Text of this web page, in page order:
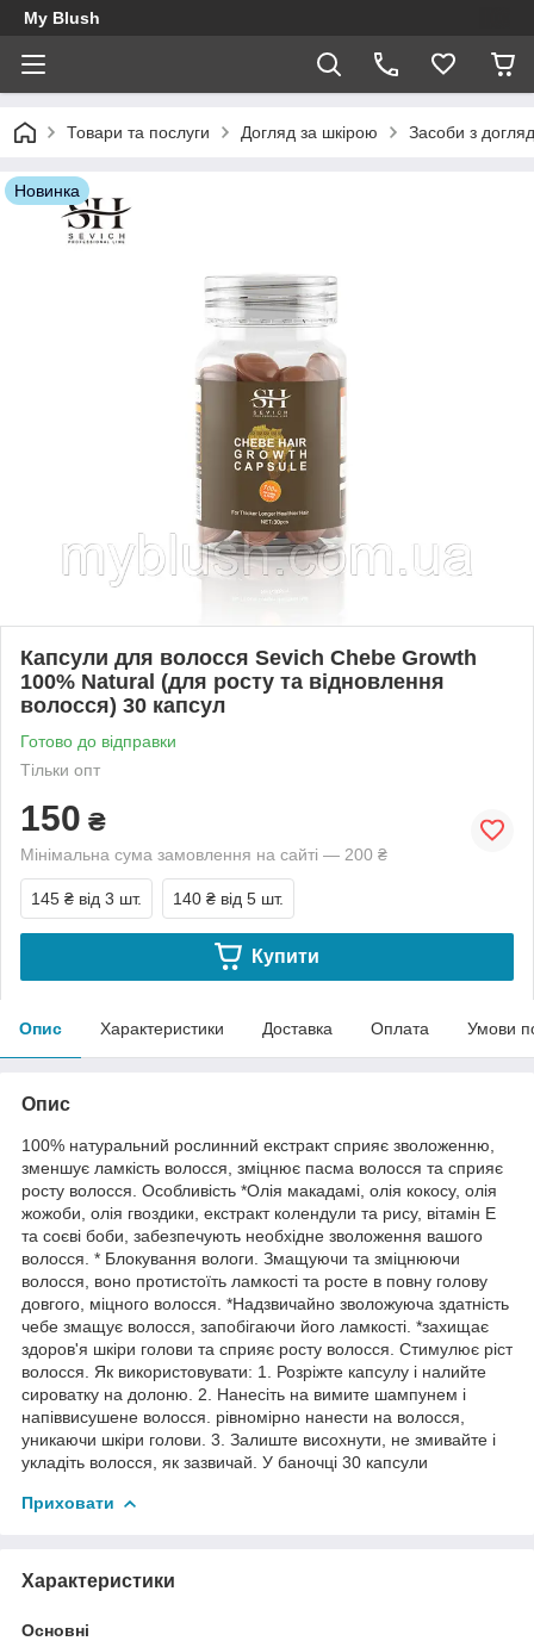
My Blush
Товари та послуги Догляд за шкірою Засоби з
Новинка
Капсули для волосся Sevich Chebe Growth
100% Natural (для росту та відновлення
волосся) 30 капсул
Готово до відправки
Тільки опт
150 ₴
Мінімальна сума замовлення на сайті — 200 ₴
145 ₴ від 3 шт. 140 ₴ від 5 шт.
Купити
Опис Характеристики Доставка Оплата Умови
Опис
100% натуральний рослинний екстракт сприяє зволоженню,
зменшує ламкість волосся, зміцнює пасма волосся та сприяє
росту волосся. Особливість *Олія макадамі, олія кокосу, олія
жожоби, олія гвоздики, екстракт колендули та рису, вітамін Е
та соєві боби, забезпечують необхідне зволоження вашого
волосся. * Блокування вологи. Змащуючи та зміцнюючи
волосся, воно протистоїть ламкості та росте в повну голову
довгого, міцного волосся. *Надзвичайно зволожуюча здатність
чебе змащує волосся, запобігаючи його ламкості. *захищає
здоров'я шкіри голови та сприяє росту волосся. Стимулює ріст
волосся. Як використовувати: 1. Розріжте капсулу і налийте
сироватку на долоню. 2. Нанесіть на вимите шампунем і
напіввисушене волосся. рівномірно нанести на волосся,
уникаючи шкіри голови. 3. Залиште висохнути, не змивайте і
укладіть волосся, як зазвичай. У баночці 30 капсули ⠀ ‍
Приховати
Характеристики
Основні